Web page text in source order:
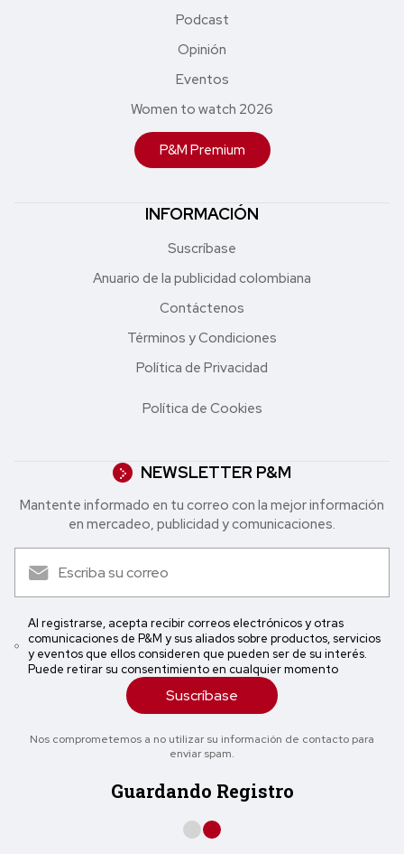
Podcast
Opinión
Eventos
Women to watch 2026
P&M Premium
INFORMACIÓN
Suscríbase
Anuario de la publicidad colombiana
Contáctenos
Términos y Condiciones
Política de Privacidad
Política de Cookies
NEWSLETTER P&M
Mantente informado en tu correo con la mejor in formación
en mercadeo, publicidad y comunicaciones.
Al registrarse, acepta recibir correos electrónicos y otras
comunicaciones de P&M y sus aliados sobre productos, servicios
y eventos que ellos consideren que pueden ser de su interés.
Puede retirar su consentimiento en cualquier momento
Suscríbase
Nos comprometemos a no utilizar su información de contacto para
enviar spam.
Guardando Registro